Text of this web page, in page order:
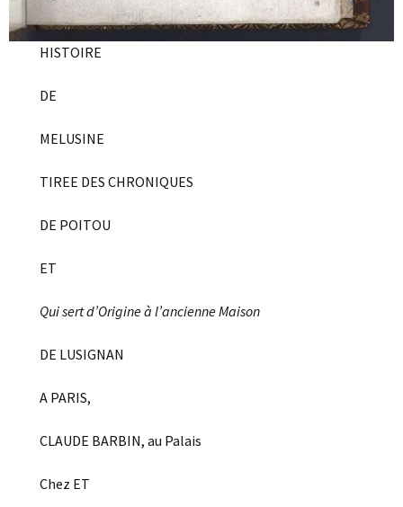
HISTOIRE
DE
MELUSINE
TIREE DES CHRONIQUES
DE POITOU
ET
Qui sert d’Origine à l’ancienne Maison
DE LUSIGNAN
A PARIS,
CLAUDE BARBIN, au Palais
Chez ET